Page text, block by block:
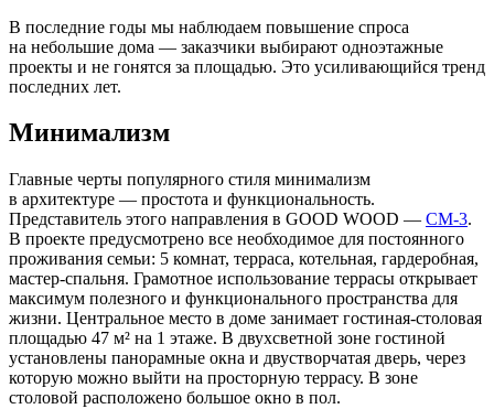
В последние годы мы наблюдаем повышение спроса
на небольшие дома — заказчики выбирают одноэтажные
проекты и не гонятся за площадью. Это усиливающийся тренд
последних лет.
Минимализм
Главные черты популярного стиля минимализм
в архитектуре — простота и функциональность.
Представитель этого направления в GOOD WOOD — СМ-3.
В проекте предусмотрено все необходимое для постоянного
проживания семьи: 5 комнат, терраса, котельная, гардеробная,
мастер-спальня. Грамотное использование террасы открывает
максимум полезного и функционального пространства для
жизни. Центральное место в доме занимает гостиная-столовая
площадью 47 м² на 1 этаже. В двухсветной зоне гостиной
установлены панорамные окна и двустворчатая дверь, через
которую можно выйти на просторную террасу. В зоне
столовой расположено большое окно в пол.